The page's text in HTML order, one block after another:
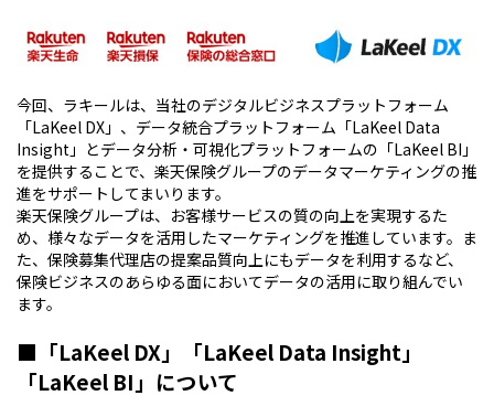
今回、ラキールは、当社のデジタルビジネスプラットフォーム
「LaKeel DX」、データ統合プラットフォーム「LaKeel Data
Insight」とデータ分析・可視化プラットフォームの「LaKeel BI」
を提供することで、楽天保険グループのデータマーケティングの推
進をサポートしてまいります。
楽天保険グループは、お客様サービスの質の向上を実現するた
め、様々なデータを活用したマーケティングを推進しています。ま
た、保険募集代理店の提案品質向上にもデータを利用するなど、
保険ビジネスのあらゆる面においてデータの活用に取り組んでい
ます。
■「LaKeel DX」「LaKeel Data Insight」
「LaKeel BI」について